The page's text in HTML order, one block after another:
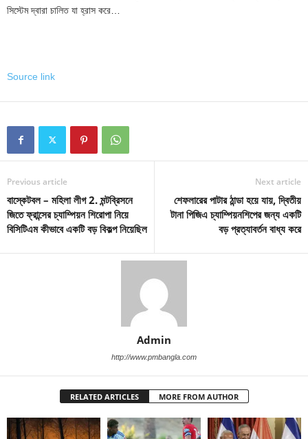
সিস্টেম দ্বারা চালিত যা হ্রাস করে…
Source link
Previous article
বাস্কেটবল – মহিলা লীগ 2. মন্টব্রিসনে
জিতে ফ্রান্সের চ্যাম্পিয়ন শিরোপা নিয়ে
বিসিটিএম কীভাবে একটি বড় বিকল্প নিয়েছিল
Next article
শেফলারের পাটার ঠান্ডা হয়ে যায়, দ্বিতীয়
টানা পিজিএ চ্যাম্পিয়নশিপের জন্য একটি
বড় প্রত্যাবর্তন বাধ্য করে
Admin
http://www.pmbangla.com
RELATED ARTICLES MORE FROM AUTHOR